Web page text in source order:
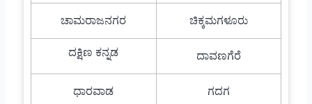
ಚಾಮರಾಜನಗರ ಚಿಕ್ಕಮಗಳೂರು
ದಕ್ಷಿಣ ಕನ್ನಡ ದಾವಣಗೆರೆ
ಧಾರವಾಡ ಗದಗ